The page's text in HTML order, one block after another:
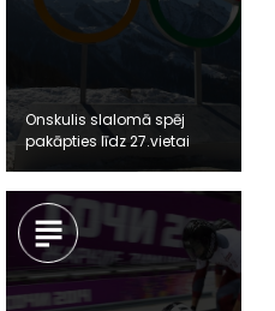
Onskulis slalomā spēj
pakāpties līdz 27.vietai